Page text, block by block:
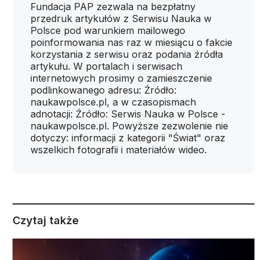
Fundacja PAP zezwala na bezpłatny
przedruk artykułów z Serwisu Nauka w
Polsce pod warunkiem mailowego
poinformowania nas raz w miesiącu o fakcie
korzystania z serwisu oraz podania źródła
artykułu. W portalach i serwisach
internetowych prosimy o zamieszczenie
podlinkowanego adresu: Źródło:
naukawpolsce.pl, a w czasopismach
adnotacji: Źródło: Serwis Nauka w Polsce -
naukawpolsce.pl. Powyższe zezwolenie nie
dotyczy: informacji z kategorii "Świat" oraz
wszelkich fotografii i materiałów wideo.
Czytaj także